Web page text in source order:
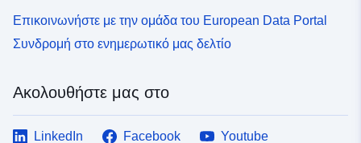
Επικοινωνήστε με την ομάδα του European Data Portal
Συνδρομή στο ενημερωτικό μας δελτίο
Ακολουθήστε μας στο
LinkedIn Facebook
Youtube